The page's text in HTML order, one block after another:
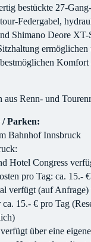
bestückte 27-
Federgabel,
Shimano Deore
ermöglichen
Komfort
Renn- und
/ Parken:
Bahnhof Innsbruck
Hotel Congress
pro Tag: ca. 15.-
verfügt (auf Anfrage)
ca. 15.- € pro Tag
über eine